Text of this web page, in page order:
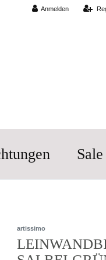
Anmelden
Sale
artissimo